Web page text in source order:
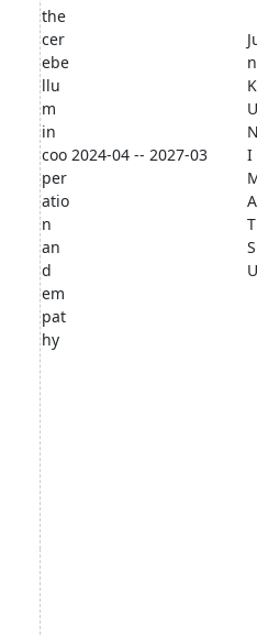
the
cer
ebe
llu
m
in
coo
per
atio
n
an
d
em
pat
hy
2024-04 -- 2027-03
n
K
U
I
A
T
S
U